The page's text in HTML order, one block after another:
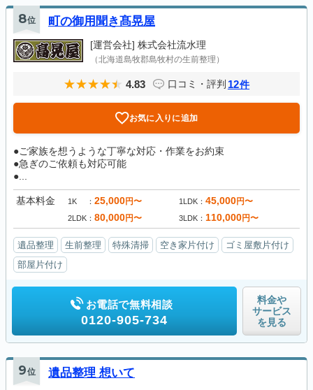
8位 町の御用聞き髙晃屋
[運営会社] 株式会社流水理
（北海道島牧郡島牧村の生前整理）
4.83 口コミ・評判 12件
お気に入りに追加
●ご家族を想うような丁寧な対応・作業をお約束
●急ぎのご依頼も対応可能
●...
基本料金 1K 25,000円〜 1LDK 45,000円〜
2LDK 80,000円〜 3LDK 110,000円〜
遺品整理 生前整理 特殊清掃 空き家片付け
ゴミ屋敷片付け
部屋片付け
お電話で無料相談
0120-905-734
料金や
サービス
を見る
9位 遺品整理 想いて